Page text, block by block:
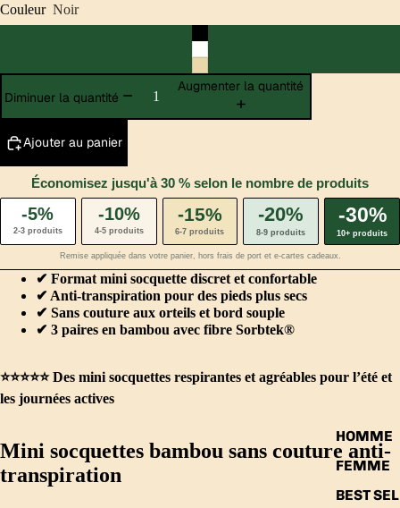
HOMME
FEMME
BEST
Couleur Noir
Diminuer la quantité
Augmenter la quantité
Ajouter au panier
Économisez jusqu'à 30 % selon le nombre de produits
-5%
2-3 produits
-10%
4-5 produits
-15%
6-7 produits
-20%
8-9 produits
-30%
10+ produits
Remise appliquée dans votre panier, hors frais de port et e-cartes cadeaux.
✔ Format mini socquette discret et confortable
✔ Anti-transpiration pour des pieds plus secs
✔ Sans couture aux orteils et bord souple
✔ 3 paires en bambou avec fibre Sorbtek®
⭐️⭐️⭐️⭐️⭐️ Des mini socquettes respirantes et agréables pour l’été et
les journées actives
Mini socquettes bambou sans couture anti-
transpiration